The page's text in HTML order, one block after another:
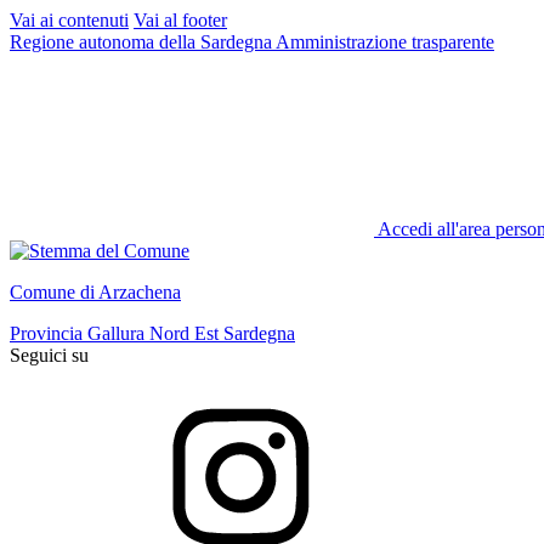
Vai ai contenuti Vai al footer
Regione autonoma della Sardegna Amministrazione trasparente
Accedi all'area
Comune di Arzachena
Provincia Gallura Nord Est Sardegna
Seguici su